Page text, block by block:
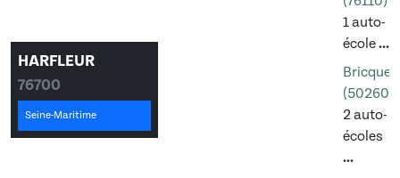
HARFLEUR
76700
Seine-Maritime
1 auto-
école...
(50260)
2 auto-
écoles
...